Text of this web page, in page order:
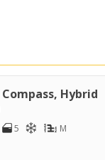
Compass, Hybrid
5 M